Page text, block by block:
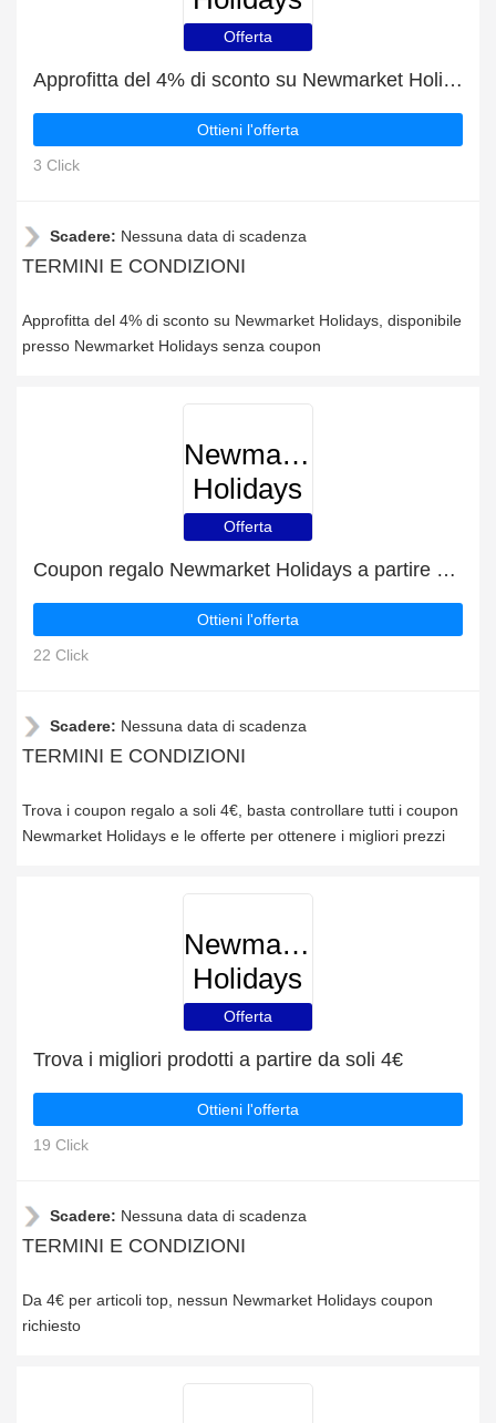
Offerta
Approfitta del 4% di sconto su Newmarket Holidays
Ottieni l'offerta
3 Click
Scadere: Nessuna data di scadenza
TERMINI E CONDIZIONI
Approfitta del 4% di sconto su Newmarket Holidays, disponibile
presso Newmarket Holidays senza coupon
Newmarket
Holidays
Offerta
Coupon regalo Newmarket Holidays a partire da 4€
Ottieni l'offerta
22 Click
Scadere: Nessuna data di scadenza
TERMINI E CONDIZIONI
Trova i coupon regalo a soli 4€, basta controllare tutti i coupon
Newmarket Holidays e le offerte per ottenere i migliori prezzi
Newmarket
Holidays
Offerta
Trova i migliori prodotti a partire da soli 4€
Ottieni l'offerta
19 Click
Scadere: Nessuna data di scadenza
TERMINI E CONDIZIONI
Da 4€ per articoli top, nessun Newmarket Holidays coupon
richiesto